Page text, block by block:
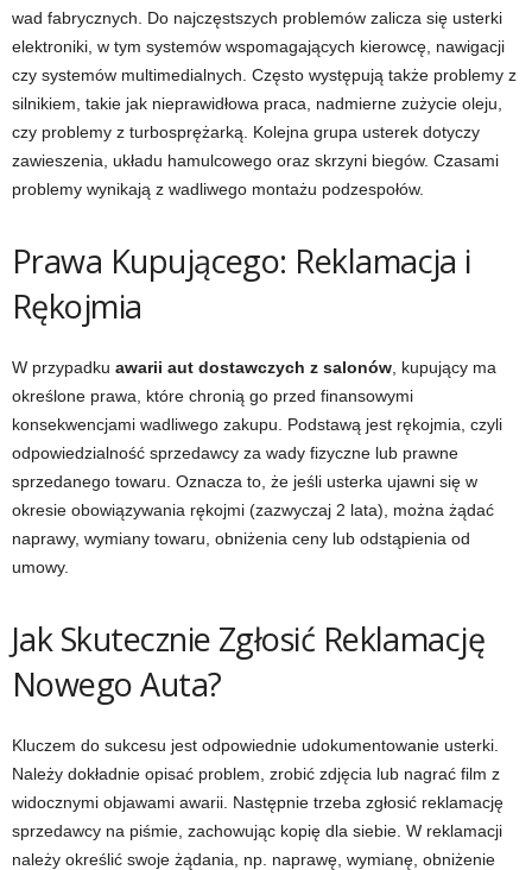
wad fabrycznych. Do najczęstszych problemów zalicza się usterki
elektroniki, w tym systemów wspomagających kierowcę, nawigacji
czy systemów multimedialnych. Często występują także problemy z
silnikiem, takie jak nieprawidłowa praca, nadmierne zużycie oleju,
czy problemy z turbosprężarką. Kolejna grupa usterek dotyczy
zawieszenia, układu hamulcowego oraz skrzyni biegów. Czasami
problemy wynikają z wadliwego montażu podzespołów.
Prawa Kupującego: Reklamacja i
Rękojmia
W przypadku awarii aut dostawczych z salonów , kupujący ma
określone prawa, które chronią go przed finansowymi
konsekwencjami wadliwego zakupu. Podstawą jest rękojmia, czyli
odpowiedzialność sprzedawcy za wady fizyczne lub prawne
sprzedanego towaru. Oznacza to, że jeśli usterka ujawni się w
okresie obowiązywania rękojmi (zazwyczaj 2 lata), można żądać
naprawy, wymiany towaru, obniżenia ceny lub odstąpienia od
umowy.
Jak Skutecznie Zgłosić Reklamację
Nowego Auta?
Kluczem do sukcesu jest odpowiednie udokumentowanie usterki.
Należy dokładnie opisać problem, zrobić zdjęcia lub nagrać film z
widocznymi objawami awarii. Następnie trzeba zgłosić reklamację
sprzedawcy na piśmie, zachowując kopię dla siebie. W reklamacji
należy określić swoje żądania, np. naprawę, wymianę, obniżenie